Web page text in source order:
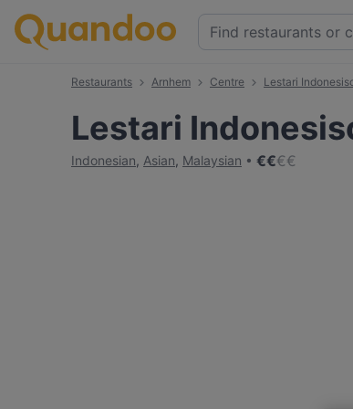
Restaurants Arnhem Centre Lestari
Lestari
Indonesian, Asian, Malaysian €€€€